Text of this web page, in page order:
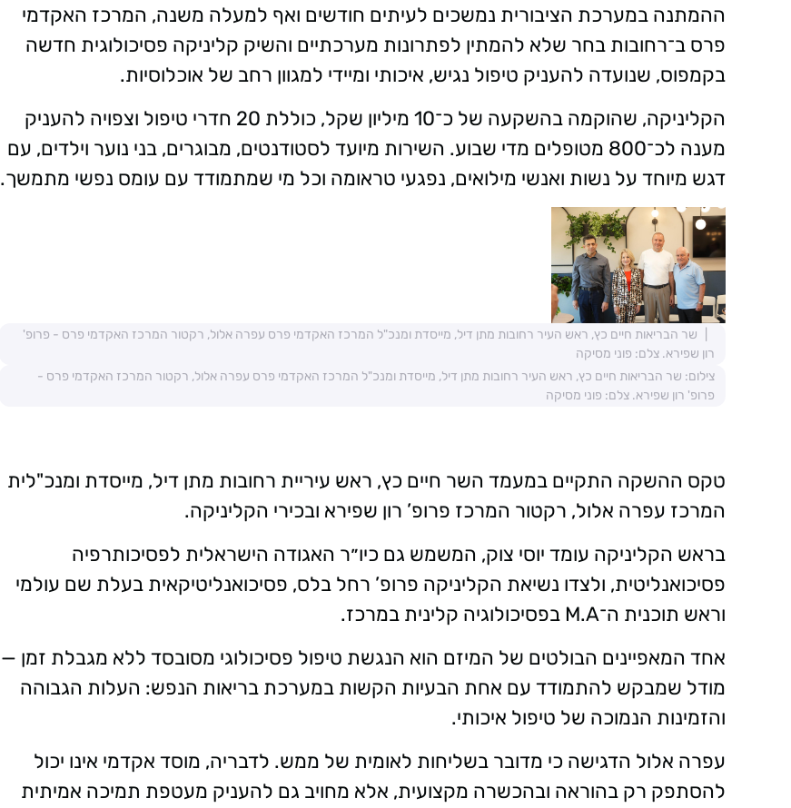
ההמתנה במערכת הציבורית נמשכים לעיתים חודשים ואף למעלה משנה, המרכז האקדמי
פרס ב־רחובות בחר שלא להמתין לפתרונות מערכתיים והשיק קליניקה פסיכולוגית חדשה
בקמפוס, שנועדה להעניק טיפול נגיש, איכותי ומיידי למגוון רחב של אוכלוסיות.
הקליניקה, שהוקמה בהשקעה של כ־10 מיליון שקל, כוללת 20 חדרי טיפול וצפויה להעניק
מענה לכ־800 מטופלים מדי שבוע. השירות מיועד לסטודנטים, מבוגרים, בני נוער וילדים, עם
דגש מיוחד על נשות ואנשי מילואים, נפגעי טראומה וכל מי שמתמודד עם עומס נפשי מתמשך.
שר הבריאות חיים כץ, ראש העיר רחובות מתן דיל, מייסדת ומנכ"ל המרכז האקדמי פרס עפרה אלול, רקטור המרכז האקדמי פרס - פרופ'
רון שפירא. צלם: פוני מסיקה
צילום: שר הבריאות חיים כץ, ראש העיר רחובות מתן דיל, מייסדת ומנכ"ל המרכז האקדמי פרס עפרה אלול, רקטור המרכז האקדמי פרס -
פרופ' רון שפירא. צלם: פוני מסיקה
טקס ההשקה התקיים במעמד השר חיים כץ, ראש עיריית רחובות מתן דיל, מייסדת ומנכ"לית
המרכז עפרה אלול, רקטור המרכז פרופ’ רון שפירא ובכירי הקליניקה.
בראש הקליניקה עומד יוסי צוק, המשמש גם כיו״ר האגודה הישראלית לפסיכותרפיה
פסיכואנליטית, ולצדו נשיאת הקליניקה פרופ’ רחל בלס, פסיכואנליטיקאית בעלת שם עולמי
וראש תוכנית ה־M.A בפסיכולוגיה קלינית במרכז.
אחד המאפיינים הבולטים של המיזם הוא הנגשת טיפול פסיכולוגי מסובסד ללא מגבלת זמן —
מודל שמבקש להתמודד עם אחת הבעיות הקשות במערכת בריאות הנפש: העלות הגבוהה
והזמינות הנמוכה של טיפול איכותי.
עפרה אלול הדגישה כי מדובר בשליחות לאומית של ממש. לדבריה, מוסד אקדמי אינו יכול
להסתפק רק בהוראה ובהכשרה מקצועית, אלא מחויב גם להעניק מעטפת תמיכה אמיתית